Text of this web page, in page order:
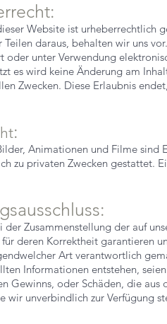
Website ist urheberrechtlich
Teilen daraus, behalten wir uns
oder unter Verwendung
es wird keine Änderung am
Zwecken. Diese Erlaubnis
:
Animationen und Filme sind
zu privaten Zwecken gestattet.
Zusammenstellung der auf
deren Korrektheit garantieren
Art verantwortlich
Informationen entstehen,
Gewinns, oder Schäden, die aus
wir unverbindlich zur Verfügung